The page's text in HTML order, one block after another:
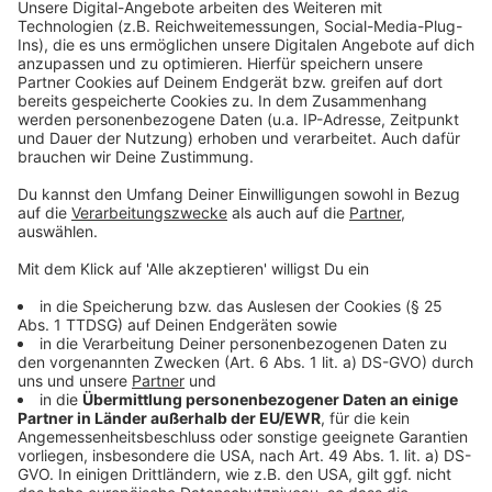
Anzeige
Wir benötigen Ihre
Video-Service zu laden!
Drittanbieters, um Videoinhalte
Daten zu Ihren Aktivitäten
sammeln. Bitte lesen Sie die
Details durch und stimmen Sie der
Nutzung des Service zu, um dieses
Video anzusehen.
Mehr Informationen
Alvaro Soler mit seiner neuen Single "Para Vivirla" - hier